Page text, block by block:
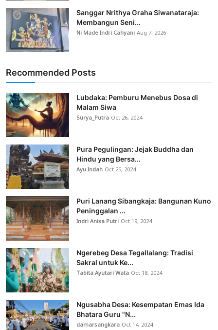
Sanggar Nrithya Graha Siwanataraja:
Membangun Seni...
Ni Made Indri CahyaniAug 7, 2026
Recommended Posts
Lubdaka: Pemburu Menebus Dosa di
Malam Siwa
Surya_Putra Oct 26, 2024
Pura Pegulingan: Jejak Buddha dan
Hindu yang Bersa...
Ayu Indah Oct 25, 2024
Puri Lanang Sibangkaja: Bangunan Kuno
Peninggalan ...
Indri Anisa Putri Oct 19, 2024
Ngerebeg Desa Tegallalang: Tradisi
Sakral untuk Ke...
Tabita Ayutari Wata Oct 18, 2024
Ngusabha Desa: Kesempatan Emas Ida
Bhatara Guru "N...
damarsangkara Oct 14, 2024